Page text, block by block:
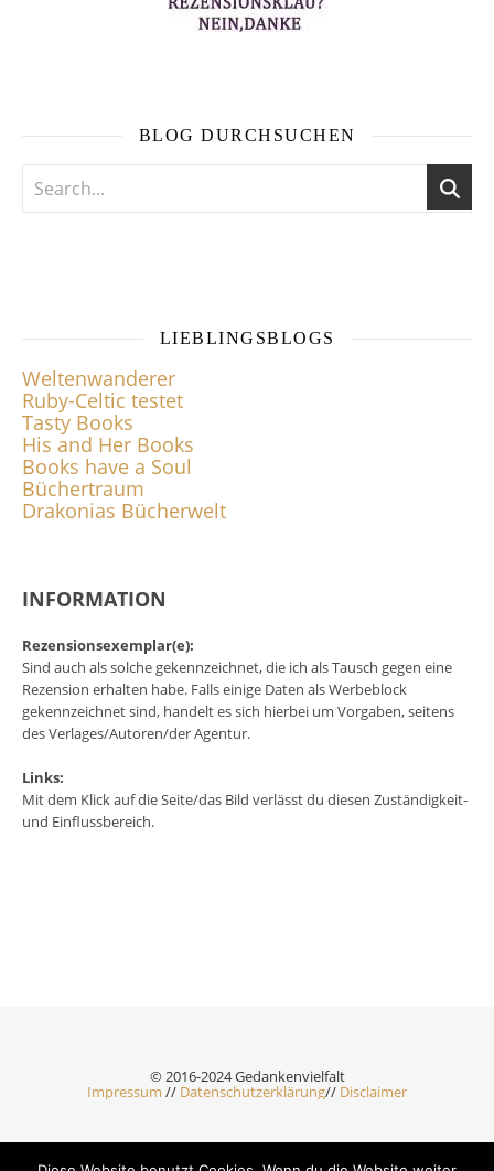
BLOG DURCHSUCHEN
LIEBLINGSBLOGS
Weltenwanderer
Ruby-Celtic testet
Tasty Books
His and Her Books
Books have a Soul
Büchertraum
Drakonias Bücherwelt
INFORMATION
Rezensionsexemplar(e):
Sind auch als solche gekennzeichnet, die ich als Tausch gegen eine
Rezension erhalten habe. Falls einige Daten als Werbeblock
gekennzeichnet sind, handelt es sich hierbei um Vorgaben, seitens
des Verlages/Autoren/der Agentur.
Links:
Mit dem Klick auf die Seite/das Bild verlässt du diesen Zuständigkeit-
und Einflussbereich.
© 2016-2024 Gedankenvielfalt
Impressum // Datenschutzerklärung// Disclaimer